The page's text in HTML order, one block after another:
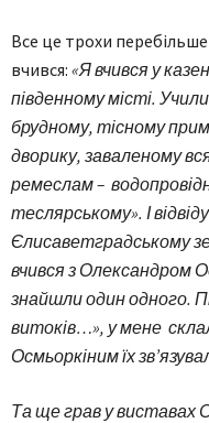
Все це трохи
вчився: «Я вчився у
південному місті.
брудному, тісному
дворику, заваленому
ремеслам –
теслярському». І
Єлисаветградському
вчився з Олександром
знайшли один одного.
витоків…», у мене
Осмьоркіним їх
Та ще грав у виставах